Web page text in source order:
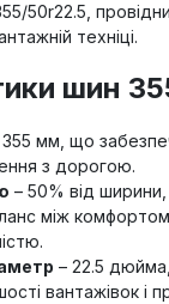
50r22.5,
техніці.
шин
355 мм, що
з дорогою.
– 50% від
між комфортом
– 22.5
вантажівок і